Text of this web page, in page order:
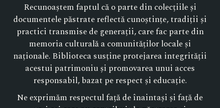
Recunoaștem faptul că o parte din colecțiile și
documentele păstrate reflectă cunoștințe, tradiții și
practici transmise de generații, care fac parte din
memoria culturală a comunităților locale și
naționale. Biblioteca susține protejarea integrității
acestui patrimoniu și promovarea unui acces
responsabil, bazat pe respect și educație.
Ne exprimăm respectul față de înaintași și față de